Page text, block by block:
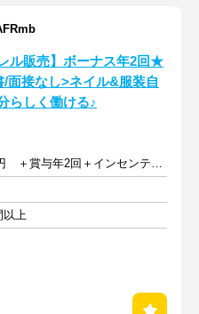
レル販売】ボーナス年2回★
/面接なし>ネイル&服装自
らしく働ける♪
月給23～25万円 ＋賞与年2回＋インセンティブ＋交通費
以上